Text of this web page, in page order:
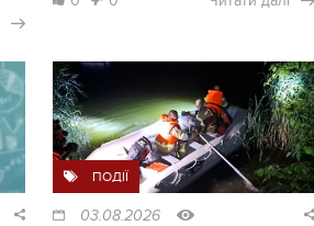
ПОДІЇ
03.08.2026